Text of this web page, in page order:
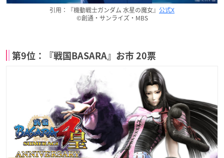
引用：『機動戦士ガンダム 水星の魔女』 公式X
©創通・サンライズ・MBS
第9位：『戦国BASARA』お市 20票